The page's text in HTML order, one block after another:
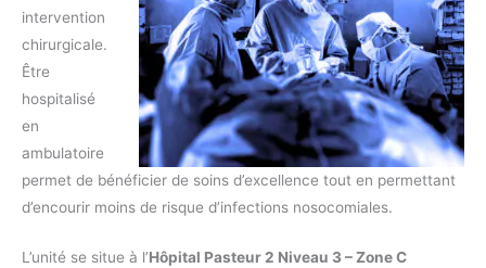
intervention
chirurgicale.
Être
hospitalisé
en
ambulatoire
permet de bénéficier de soins d’excellence tout en permettant
d’encourir moins de risque d’infections nosocomiales.
L’unité se situe à l’Hôpital Pasteur 2 Niveau 3 – Zone C